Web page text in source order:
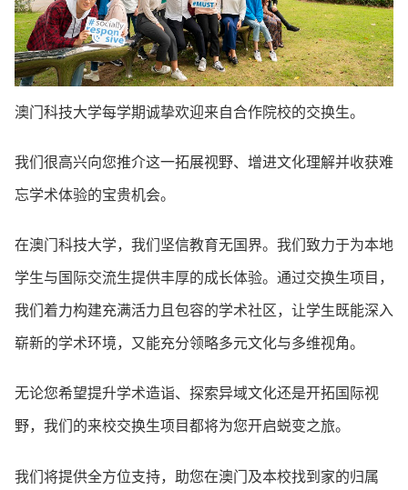
澳门科技大学每学期诚挚欢迎来自合作院校的交换生。
我们很高兴向您推介这一拓展视野、增进文化理解并收获难
忘学术体验的宝贵机会。
在澳门科技大学，我们坚信教育无国界。我们致力于为本地
学生与国际交流生提供丰厚的成长体验。通过交换生项目，
我们着力构建充满活力且包容的学术社区，让学生既能深入
崭新的学术环境，又能充分领略多元文化与多维视角。
无论您希望提升学术造诣、探索异域文化还是开拓国际视
野，我们的来校交换生项目都将为您开启蜕变之旅。
我们将提供全方位支持，助您在澳门及本校找到家的归属